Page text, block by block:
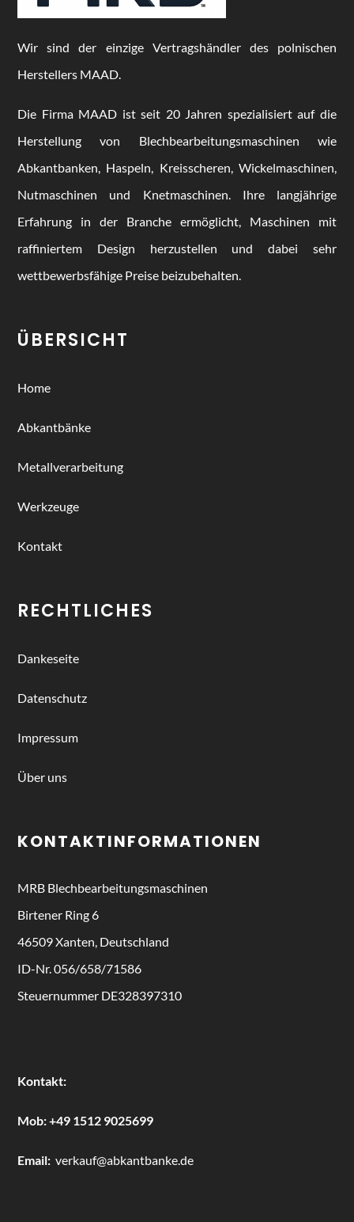
Wir sind der einzige Vertragshändler des polnischen
Herstellers MAAD.
Die Firma MAAD ist seit 20 Jahren spezialisiert auf die
Herstellung von Blechbearbeitungsmaschinen wie
Abkantbanken, Haspeln, Kreisscheren, Wickelmaschinen,
Nutmaschinen und Knetmaschinen. Ihre langjährige
Erfahrung in der Branche ermöglicht, Maschinen mit
raffiniertem Design herzustellen und dabei sehr
wettbewerbsfähige Preise beizubehalten.
ÜBERSICHT
Home
Abkantbänke
Metallverarbeitung
Werkzeuge
Kontakt
RECHTLICHES
Dankeseite
Datenschutz
Impressum
Über uns
KONTAKTINFORMATIONEN
MRB Blechbearbeitungsmaschinen
Birtener Ring 6
46509 Xanten, Deutschland
ID-Nr. 056/658/71586
Steuernummer DE328397310
Kontakt:
Mob:+49 1512 9025699
Email: verkauf@abkantbanke.de